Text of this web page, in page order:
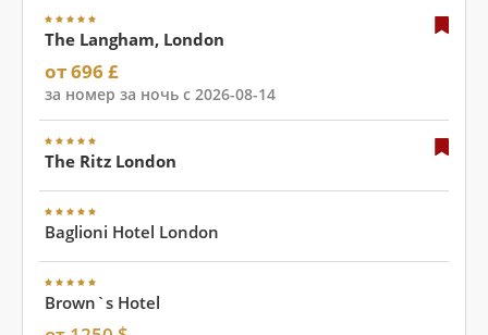
The Langham, London
от 696 £
за номер за ночь с 2026-08-14
The Ritz London
Baglioni Hotel London
Brown`s Hotel